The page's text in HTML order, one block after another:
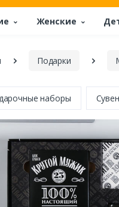
Женские
Подарки
наборы